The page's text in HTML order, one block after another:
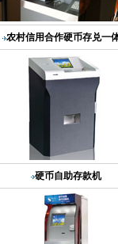
农村信用合作硬币存兑一
硬币自助存款机